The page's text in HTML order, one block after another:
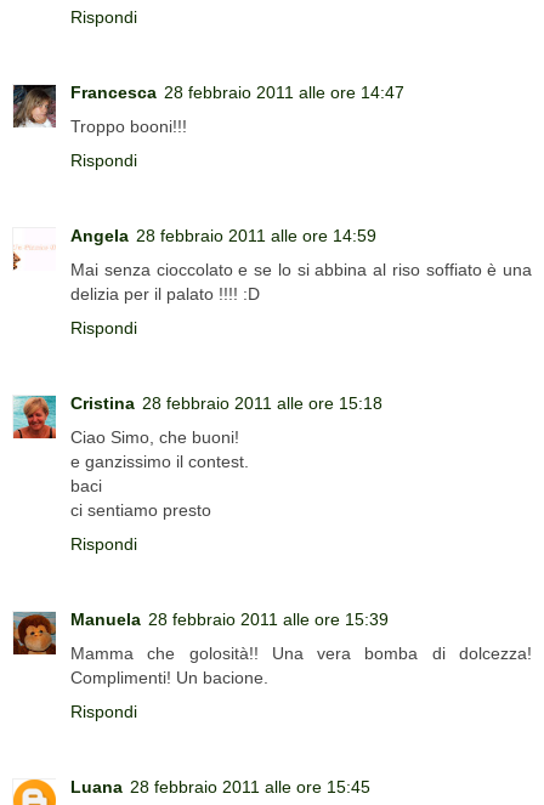
Rispondi
Francesca 28 febbraio 2011 alle ore 14:47
Troppo booni!!!
Rispondi
Angela 28 febbraio 2011 alle ore 14:59
Mai senza cioccolato e se lo si abbina al riso soffiato è una
delizia per il palato !!!! :D
Rispondi
Cristina 28 febbraio 2011 alle ore 15:18
Ciao Simo, che buoni!
e ganzissimo il contest.
baci
ci sentiamo presto
Rispondi
Manuela 28 febbraio 2011 alle ore 15:39
Mamma che golosità!! Una vera bomba di dolcezza!
Complimenti! Un bacione.
Rispondi
Luana 28 febbraio 2011 alle ore 15:45